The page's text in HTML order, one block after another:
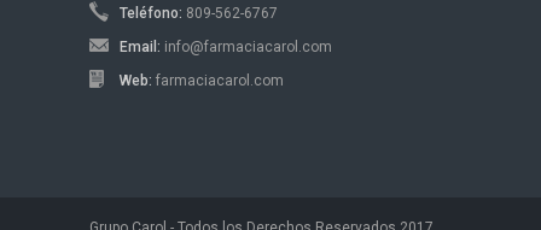
Teléfono: 809-562-6767
Email: info@farmaciacarol.com
Web: farmaciacarol.com